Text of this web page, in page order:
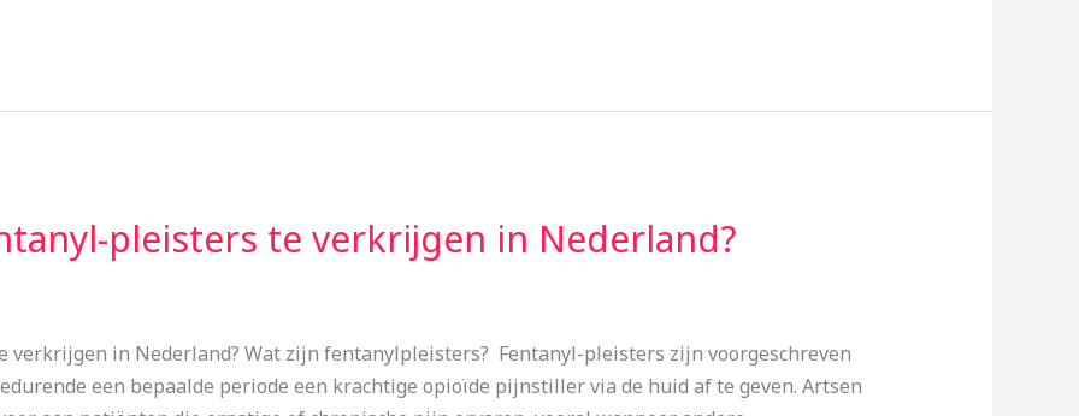
pleisters te verkrijgen in Nederland?
verkrijgen in Nederland? Wat zijn fentanylpleisters? Fentanyl-pleisters zijn voorgeschreven
een bepaalde periode een krachtige opioïde pijnstiller via de huid af te geven. Artsen